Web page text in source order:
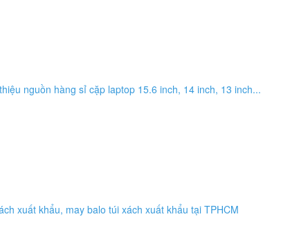
nguồn hàng sỉ cặp laptop 15.6 inch, 14 inch, 13 inch...
xuất khẩu, may balo túi xách xuất khẩu tại TPHCM